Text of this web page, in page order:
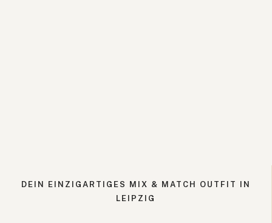
DEIN EINZIGARTIGES MIX & MATCH OUTFIT IN
LEIPZIG